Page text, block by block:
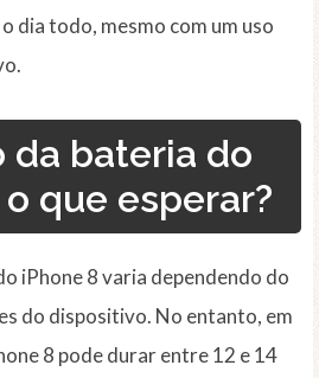
dia todo, mesmo com um uso
da bateria do
que esperar?
iPhone 8 varia dependendo do
do dispositivo. No entanto, em
8 pode durar entre 12 e 14